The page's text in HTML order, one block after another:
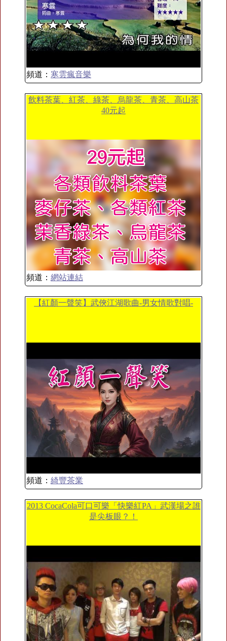
頻道： 寒雲瘋音樂
飲料茶葉、紅茶、綠茶、烏龍茶、青茶、高山茶
40元起
頻道： 網站連結
【紅顏一聲笑】武俠江湖歌曲-男女情歌對唱-
頻道： 綺豐茶業
2013 CocaCola可口可樂「快樂紅PA」武漢場之誰
是尖板眼？！